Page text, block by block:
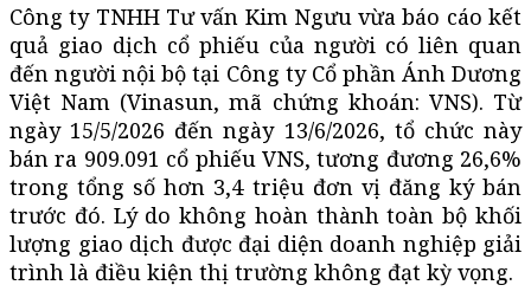
Công ty TNHH Tư vấn Kim Ngưu vừa báo cáo kết
quả giao dịch cổ phiếu của người có liên quan
đến người nội bộ tại Công ty Cổ phần Ánh Dương
Việt Nam (Vinasun, mã chứng khoán: VNS). Từ
ngày 15/5/2026 đến ngày 13/6/2026, tổ chức này
bán ra 909.091 cổ phiếu VNS, tương đương 26,6%
trong tổng số hơn 3,4 triệu đơn vị đăng ký bán
trước đó. Lý do không hoàn thành toàn bộ khối
lượng giao dịch được đại diện doanh nghiệp giải
trình là điều kiện thị trường không đạt kỳ vọng.